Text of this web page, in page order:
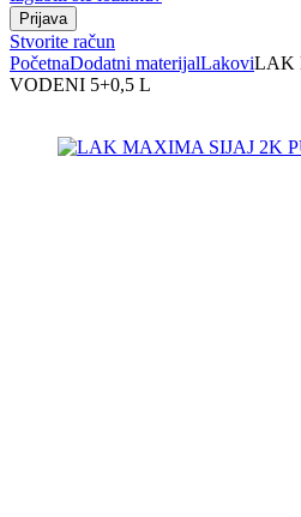
Stvorite račun
PočetnaDodatni materijalLakoviLAK
VODENI 5+0,5 L